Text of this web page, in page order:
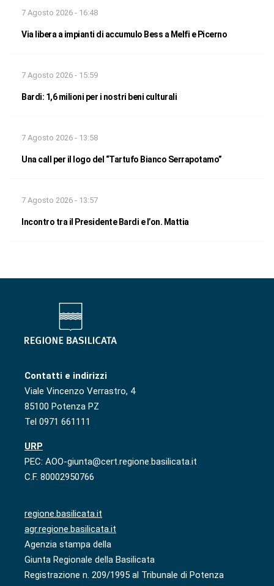
7 Agosto 2026 - 16:48
Via libera a impianti di accumulo Bess a Melfi e Picerno
7 Agosto 2026 - 15:59
Bardi: 1,6 milioni per i nostri beni culturali
7 Agosto 2026 - 13:58
Una call per il logo del “Tartufo Bianco Serrapotamo”
7 Agosto 2026 - 13:57
Incontro tra il Presidente Bardi e l’on. Mattia
Contatti e indirizzi
Viale Vincenzo Verrastro, 4
85100 Potenza PZ
Tel 0971 661111
URP
PEC: AOO-giunta@cert.regione.basilicata.it
C.F. 80002950766
regione.basilicata.it
agr.regione.basilicata.it
Agenzia stampa della
Giunta Regionale della Basilicata
Registrazione n. 209/1995 al Tribunale di Potenza